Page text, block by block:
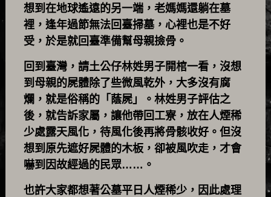
想到在地球遙遠的另一端，老媽媽還躺在墓
裡，逢年過節無法回臺掃墓，心裡也是不好
受，於是就回臺準備幫母親撿骨。
回到臺灣，請土公仔林姓男子開棺一看，沒想
到母親的屍體除了些微風乾外，大多沒有腐
爛，就是俗稱的「蔭屍」。林姓男子評估之
後，就告訴家屬，讓他帶回工寮，放在人煙稀
少處露天風化，待風化後再將骨骸收好。但沒
想到原先遮好屍體的木板，卻被風吹走，才會
嚇到因故經過的民眾……。
也許大家都想著公墓平日人煙稀少，因此處理